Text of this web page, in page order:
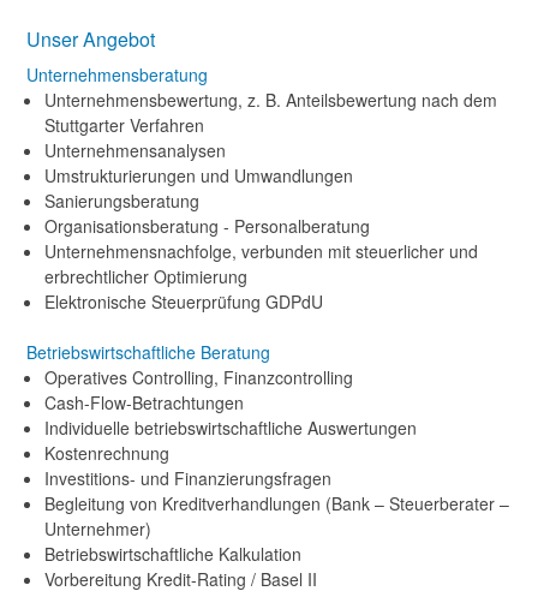
Unser Angebot
Unternehmensberatung
Unternehmensbewertung, z. B. Anteilsbewertung nach dem
Stuttgarter Verfahren
Unternehmensanalysen
Umstrukturierungen und Umwandlungen
Sanierungsberatung
Organisationsberatung - Personalberatung
Unternehmensnachfolge, verbunden mit steuerlicher und
erbrechtlicher Optimierung
Elektronische Steuerprüfung GDPdU
Betriebswirtschaftliche Beratung
Operatives Controlling, Finanzcontrolling
Cash-Flow-Betrachtungen
Individuelle betriebswirtschaftliche Auswertungen
Kostenrechnung
Investitions- und Finanzierungsfragen
Begleitung von Kreditverhandlungen (Bank – Steuerberater –
Unternehmer)
Betriebswirtschaftliche Kalkulation
Vorbereitung Kredit-Rating / Basel II